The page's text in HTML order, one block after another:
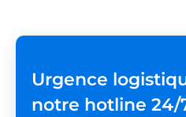
Urgence
notre hotline 24/